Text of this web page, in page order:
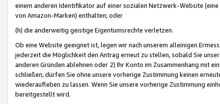
einem anderen Identifikator auf einer sozialen Netzwerk-Website
von Amazon-Marken) enthalten; oder
(h) die anderweitig geistige Eigentumsrechte verletzen.
Ob eine Website geeignet ist, legen wir nach unserem alleinigen
jederzeit die Möglichkeit den Antrag erneut zu stellen, sobald Sie
anderen Gründen ablehnen oder 2) Ihr Konto im Zusammenhang mit
schließen, dürfen Sie ohne unsere vorherige Zustimmung keinen
wiederaufleben zu lassen. Wenn Sie unsere vorherige Zustimmung
bereitgestellt wird.